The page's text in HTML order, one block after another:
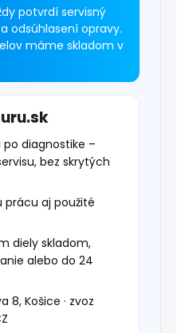
potvrdí servisný
odsúhlasení opravy.
máme skladom v
diagnostike –
bez skrytých
prácu aj použité
diely skladom,
alebo do 24
8, Košice · zvoz